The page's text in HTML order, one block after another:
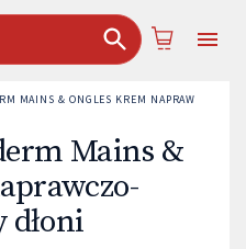
MAINS & ONGLES KREM NAPRAWCZO-
Mains &
dłoni